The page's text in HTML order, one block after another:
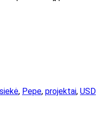
, Pepe, projektai, USD